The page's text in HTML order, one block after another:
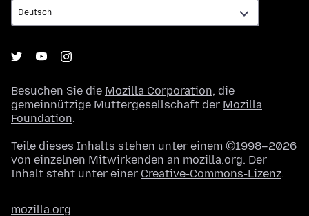
Besuchen Sie die Mozilla Corporation, die
gemeinnützige Muttergesellschaft der Mozilla
Foundation.
Teile dieses Inhalts stehen unter einem ©1998–2026
von einzelnen Mitwirkenden an mozilla.org. Der
Inhalt steht unter einer Creative-Commons-Lizenz.
mozilla.org